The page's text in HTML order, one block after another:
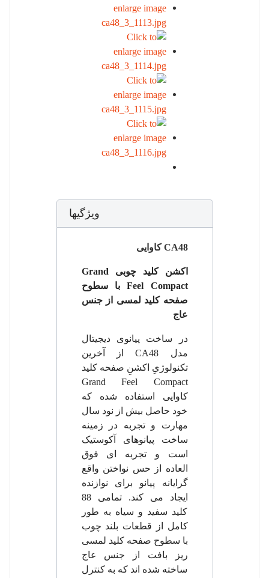
ویژگیها
CA48 کاوایی
اکشن کلید چوبی
Grand
Feel Compact
با سطوح
صفحه کلید لمسی از جنس
عاج
در ساخت پیانوی دیجیتال
مدل CA48
از آخرین
تکنولوژیِ اکشنِ صفحه کلید
Grand Feel Compact
کاوایی استفاده شده که
خود حاصل بیش از نود سال
مهارت و تجربه در زمینه
ساخت پیانوهای آکوستیک
است و تجربه ای فوق
العاده از حس نواختن واقع
گرایانه پیانو برای نوازنده
ایجاد می کند. تمامی 88
کلید سفید و سیاه به طور
کامل از قطعات بلند چوب
با سطوح صفحه کلید لمسی
ریز بافت از جنس عاج
ساخته شده اند که به کنترل